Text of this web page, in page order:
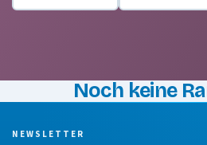
Noch keine
NEWSLETTER